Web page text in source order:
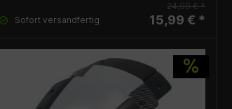
Sofort versandfertig
24,99 € *
15,99 € *